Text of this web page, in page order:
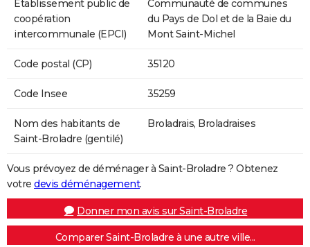
Etablissement public de
coopération
intercommunale (EPCI)
Communauté de communes
du Pays de Dol et de la Baie du
Mont Saint-Michel
Code postal (CP) 35120
Code Insee 35259
Nom des habitants de
Saint-Broladre (gentilé)
Broladrais, Broladraises
Vous prévoyez de déménager à Saint-Broladre ? Obtenez
votre devis déménagement.
Donner mon avis sur Saint-Broladre
Comparer Saint-Broladre à une autre ville...